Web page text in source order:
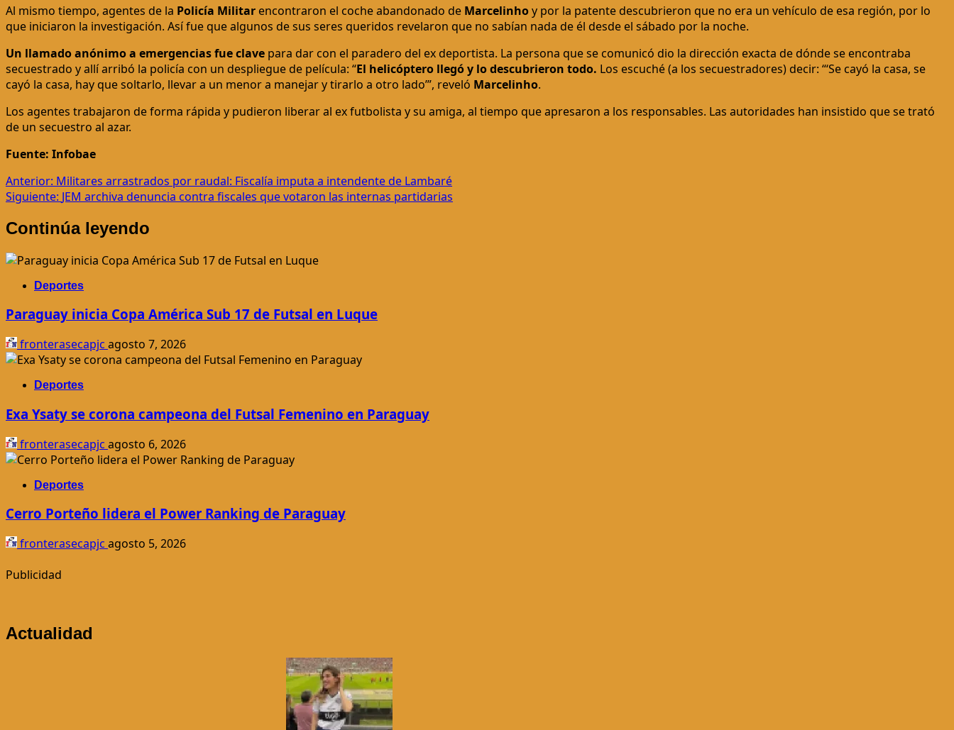
Al mismo tiempo, agentes de la Policía Militar encontraron el coche abandonado de Marcelinhoy por la patente descubrieron que no era un vehículo de esa región, por lo
que iniciaron la investigación. Así fue que algunos de sus seres queridos revelaron que no sabían nada de él desde el sábado por la noche.
Un llamado anónimo a emergencias fue clave para dar con el paradero del ex deportista. La persona que se comunicó dio la dirección exacta de dónde se encontraba
secuestrado y allí arribó la policía con un despliegue de película: “El helicóptero llegó y lo descubrieron todo. Los escuché (a los secuestradores) decir: “‘Se cayó la casa, se
cayó la casa, hay que soltarlo, llevar a un menor a manejar y tirarlo a otro lado’”, reveló Marcelinho.
Los agentes trabajaron de forma rápida y pudieron liberar al ex futbolista y su amiga, al tiempo que apresaron a los responsables. Las autoridades han insistido que se trató
de un secuestro al azar.
Fuente: Infobae
Navegación
de
entradas
Anterior: Militares arrastrados por raudal: Fiscalía imputa a intendente de Lambaré
Siguiente: JEM archiva denuncia contra fiscales que votaron las internas partidarias
Continúa leyendo
Deportes
Paraguay inicia Copa América Sub 17 de Futsal en Luque
fronterasecapjc agosto 7, 2026
Deportes
Exa Ysaty se corona campeona del Futsal Femenino en Paraguay
fronterasecapjc agosto 6, 2026
Deportes
Cerro Porteño lidera el Power Ranking de Paraguay
fronterasecapjc agosto 5, 2026
Publicidad
Actualidad